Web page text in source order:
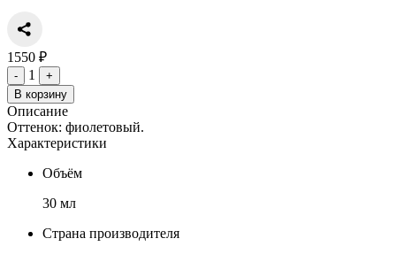
1550 ₽
- 1
+
В корзину
Описание
Оттенок: фиолетовый.
Характеристики
Объём
30 мл
Страна производителя